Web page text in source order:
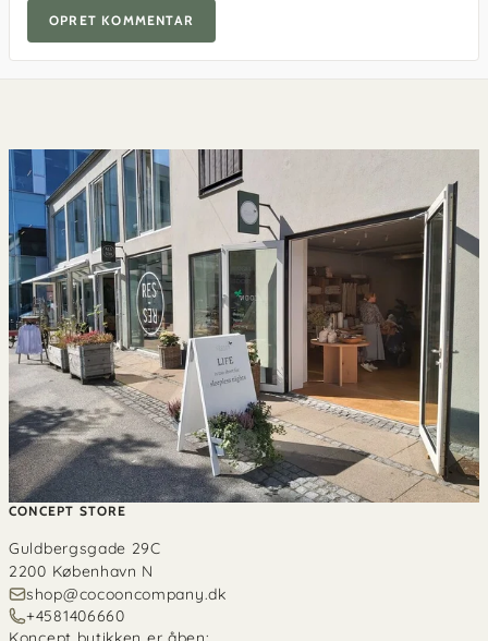
OPRET KOMMENTAR
CONCEPT STORE
Guldbergsgade 29C
2200 København N
shop@cocooncompany.dk
+4581406660